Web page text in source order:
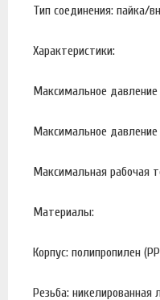
Тип соединения: пайка/
Характеристики:
Максимальное давление
Максимальное
Максимальная рабочая
Материалы:
Корпус: полипропилен
Резьба: никелированная